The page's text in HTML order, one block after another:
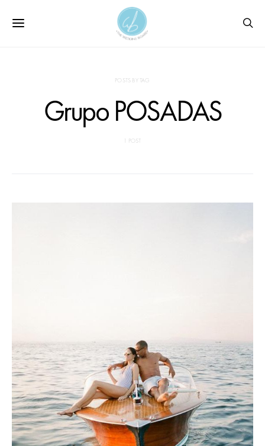
POSTS BY TAG
Grupo POSADAS
1 POST